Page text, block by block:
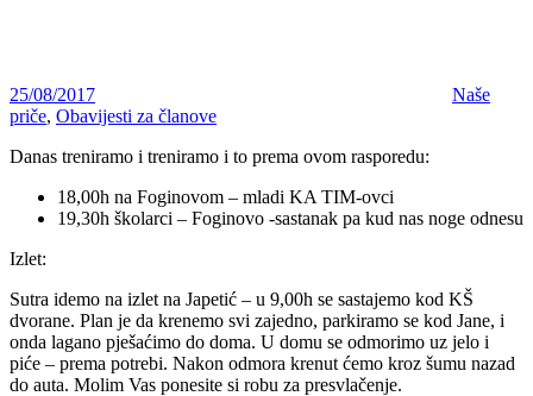
25/08/2017
Naše
priče, Obavijesti za članove
Danas treniramo i treniramo i to prema ovom rasporedu:
18,00h na Foginovom – mladi KA TIM-ovci
19,30h školarci – Foginovo -sastanak pa kud nas noge odnesu
Izlet:
Sutra idemo na izlet na Japetić – u 9,00h se sastajemo kod KŠ
dvorane. Plan je da krenemo svi zajedno, parkiramo se kod Jane, i
onda lagano pješaćimo do doma. U domu se odmorimo uz jelo i
piće – prema potrebi. Nakon odmora krenut ćemo kroz šumu nazad
do auta. Molim Vas ponesite si robu za presvlačenje.